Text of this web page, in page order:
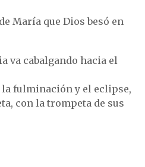
María que Dios besó en
va cabalgando hacia el
la fulminación y el eclipse,
con la trompeta de sus